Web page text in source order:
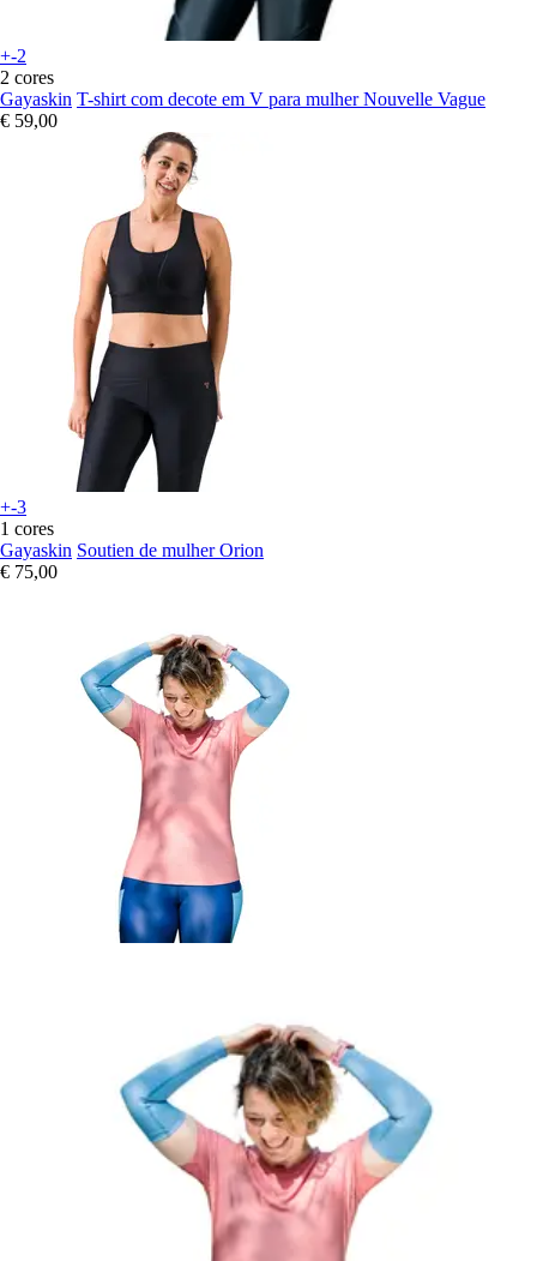
+-2
2 cores
Gayaskin T-shirt com decote em V para mulher Nouvelle Vague
€ 59,00
+-3
1 cores
Gayaskin Soutien de mulher Orion
€ 75,00